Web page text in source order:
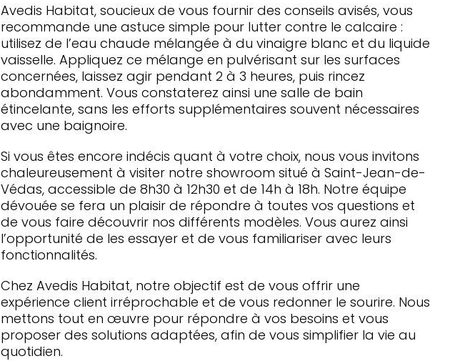
Avedis Habitat, soucieux de vous fournir des conseils avisés, vous
recommande une astuce simple pour lutter contre le calcaire :
utilisez de l’eau chaude mélangée à du vinaigre blanc et du liquide
vaisselle. Appliquez ce mélange en pulvérisant sur les surfaces
concernées, laissez agir pendant 2 à 3 heures, puis rincez
abondamment. Vous constaterez ainsi une salle de bain
étincelante, sans les efforts supplémentaires souvent nécessaires
avec une baignoire.
Si vous êtes encore indécis quant à votre choix, nous vous invitons
chaleureusement à visiter notre showroom situé à Saint-Jean-de-
Védas, accessible de 8h30 à 12h30 et de 14h à 18h. Notre équipe
dévouée se fera un plaisir de répondre à toutes vos questions et
de vous faire découvrir nos différents modèles. Vous aurez ainsi
l’opportunité de les essayer et de vous familiariser avec leurs
fonctionnalités.
Chez Avedis Habitat, notre objectif est de vous offrir une
expérience client irréprochable et de vous redonner le sourire. Nous
mettons tout en œuvre pour répondre à vos besoins et vous
proposer des solutions adaptées, afin de vous simplifier la vie au
quotidien.